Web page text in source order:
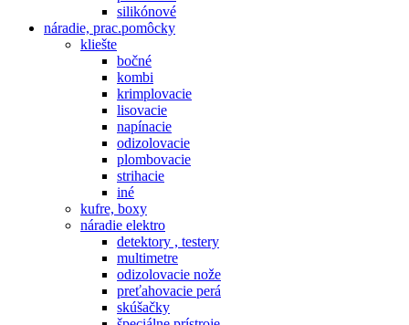
silikónové
náradie, prac.pomôcky
kliešte
bočné
kombi
krimplovacie
lisovacie
napínacie
odizolovacie
plombovacie
strihacie
iné
kufre, boxy
náradie elektro
detektory , testery
multimetre
odizolovacie nože
preťahovacie perá
skúšačky